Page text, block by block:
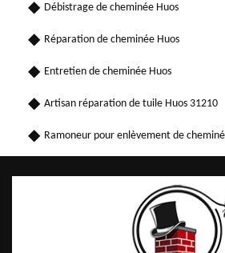
Débistrage de cheminée Huos
Réparation de cheminée Huos
Entretien de cheminée Huos
Artisan réparation de tuile Huos 31210
Ramoneur pour enlèvement de